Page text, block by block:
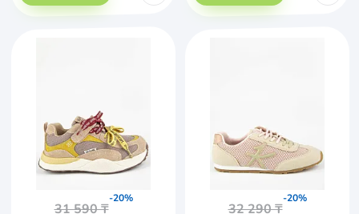
31 590 ₸
-20%
32 290 ₸
-20%